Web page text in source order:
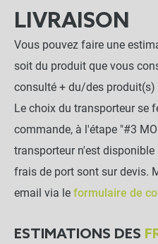
LIVRAISON
Vous pouvez faire une
soit du produit que vous
consulté + du/des produit(s)
Le choix du transporteur se
commande, à l'étape "#3
transporteur n'est
frais de port sont sur devis.
email via le formulaire de
ESTIMATIONS DES